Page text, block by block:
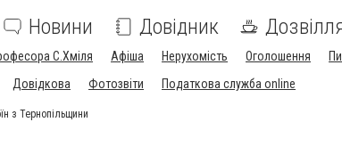
Новини Довідник
С.Хміля Афіша Нерухомість Оголошення
Довідкова Фотозвіти Податкова служба online
з Тернопільщини